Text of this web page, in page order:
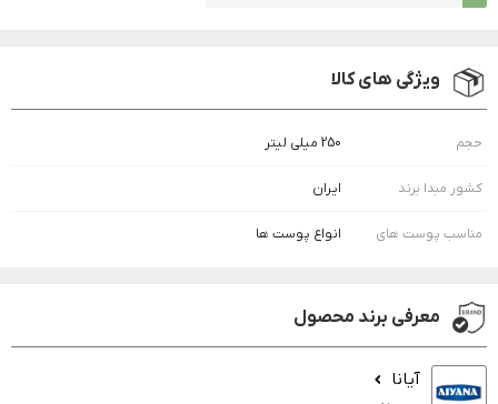
ویژگی های کالا
حجم 250 میلی لیتر
کشور مبدا برند ایران
مناسب پوست های انواع پوست ها
معرفی برند محصول
آیانا